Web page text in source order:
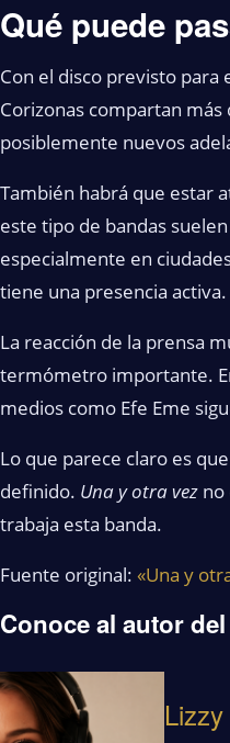
Qué puede
Con el disco previsto para
Corizonas compartan
posiblemente nuevos
También habrá que estar
este tipo de bandas
especialmente en
tiene una presencia activa.
La reacción de la prensa
termómetro importante.
medios como Efe Eme
Lo que parece claro es
definido. Una y otra vez no
trabaja esta banda.
Fuente original: «Una y
Conoce al autor